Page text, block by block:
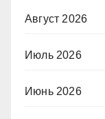
Август 2026
Июль 2026
Июнь 2026